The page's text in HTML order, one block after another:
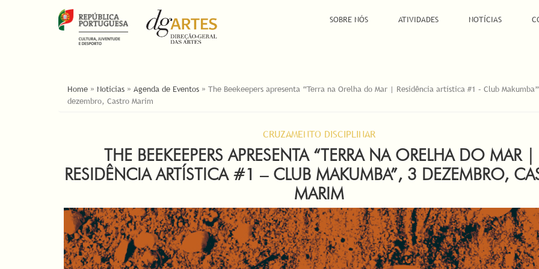
SOBRE NÓS ATIVIDADES NOTÍCIAS
ESTÁ AQUI
Home » Noticias » Agenda de Eventos » The Beekeepers apresenta “Terra na Orelha do Mar | Residência artística #1 – Club
dezembro, Castro Marim
CRUZAMENTO DISCIPLINAR
THE BEEKEEPERS APRESENTA “TERRA NA ORELHA DO MAR |
RESIDÊNCIA ARTÍSTICA #1 – CLUB MAKUMBA”, 3 DEZEMBRO,
MARIM